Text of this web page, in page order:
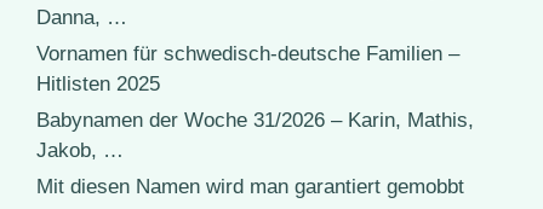
Danna, …
Vornamen für schwedisch-deutsche Familien –
Hitlisten 2025
Babynamen der Woche 31/2026 – Karin, Mathis,
Jakob, …
Mit diesen Namen wird man garantiert gemobbt